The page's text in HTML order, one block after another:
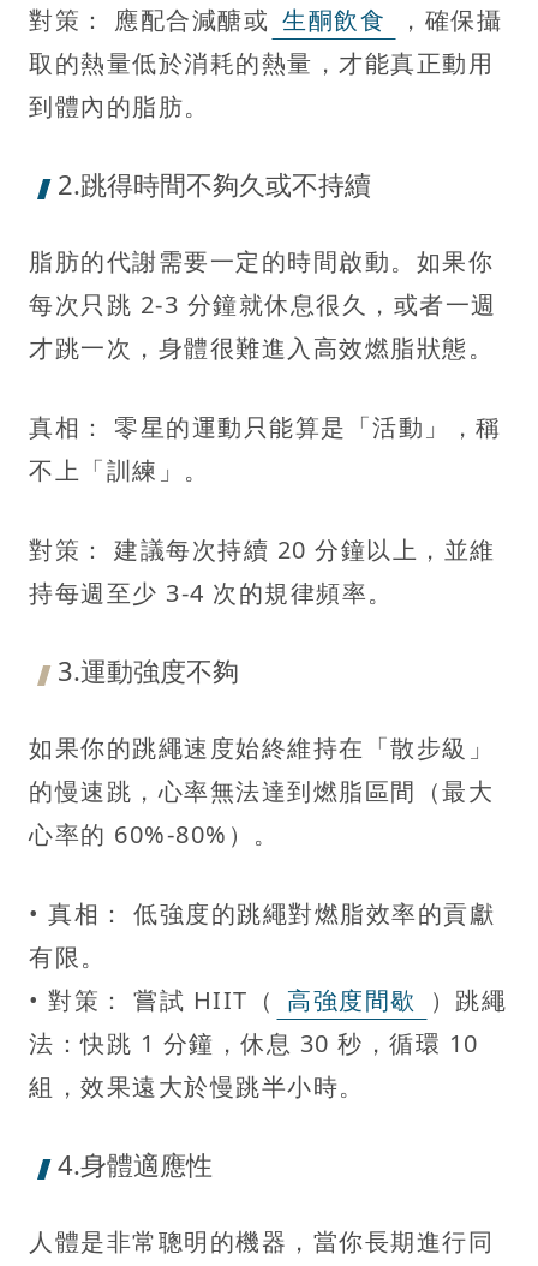
對策： 應配合減醣或 生酮飲食
，確保攝
取的熱量低於消耗的熱量，才能真正動用
到體內的脂肪。
2.跳得時間不夠久或不持續
脂肪的代謝需要一定的時間啟動。如果你
每次只跳 2-3 分鐘就休息很久，或者一週
才跳一次，身體很難進入高效燃脂狀態。
真相： 零星的運動只能算是「活動」，稱
不上「訓練」。
對策： 建議每次持續 20 分鐘以上，並維
持每週至少 3-4 次的規律頻率。
3.運動強度不夠
如果你的跳繩速度始終維持在「散步級」
的慢速跳，心率無法達到燃脂區間（最大
心率的 60%-80%）。
• 真相： 低強度的跳繩對燃脂效率的貢獻
有限。
• 對策： 嘗試 HIIT（ 高強度間歇
）跳繩
法：快跳 1 分鐘，休息 30 秒，循環 10
組，效果遠大於慢跳半小時。
4.身體適應性
人體是非常聰明的機器，當你長期進行同